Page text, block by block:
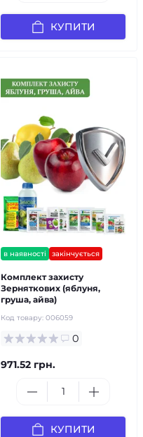
КУПИТИ
в наявності закінчується
Комплект захисту
Зерняткових (яблуня,
груша, айва)
Код товару: 006059
0
971.52 грн.
КУПИТИ